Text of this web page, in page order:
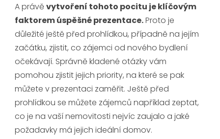
A právěvytvoření tohoto pocitu je klíčovým
faktorem úspěšné prezentace.Proto je
důležité ještě před prohlídkou, případně na jejím
začátku, zjistit, co zájemci od nového bydlení
očekávají. Správně kladené otázky vám
pomohou zjistit jejich priority, na které se pak
můžete v prezentaci zaměřit. Ještě před
prohlídkou se můžete zájemců například zeptat,
co je na vaší nemovitosti nejvíc zaujalo a jaké
požadavky má jejich ideální domov.